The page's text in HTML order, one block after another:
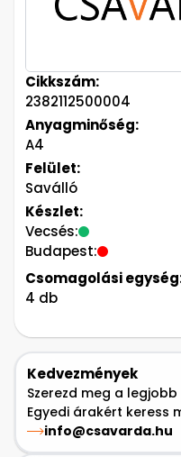
Cikkszám:
2382112500004
Anyagminőség:
A4
Felület:
Saválló
Készlet:
Vecsés:
Budapest:
Csomagolási
4 db
Kedvezmények
Szerezd meg a
Egyedi árakért keress
info@csavarda.hu